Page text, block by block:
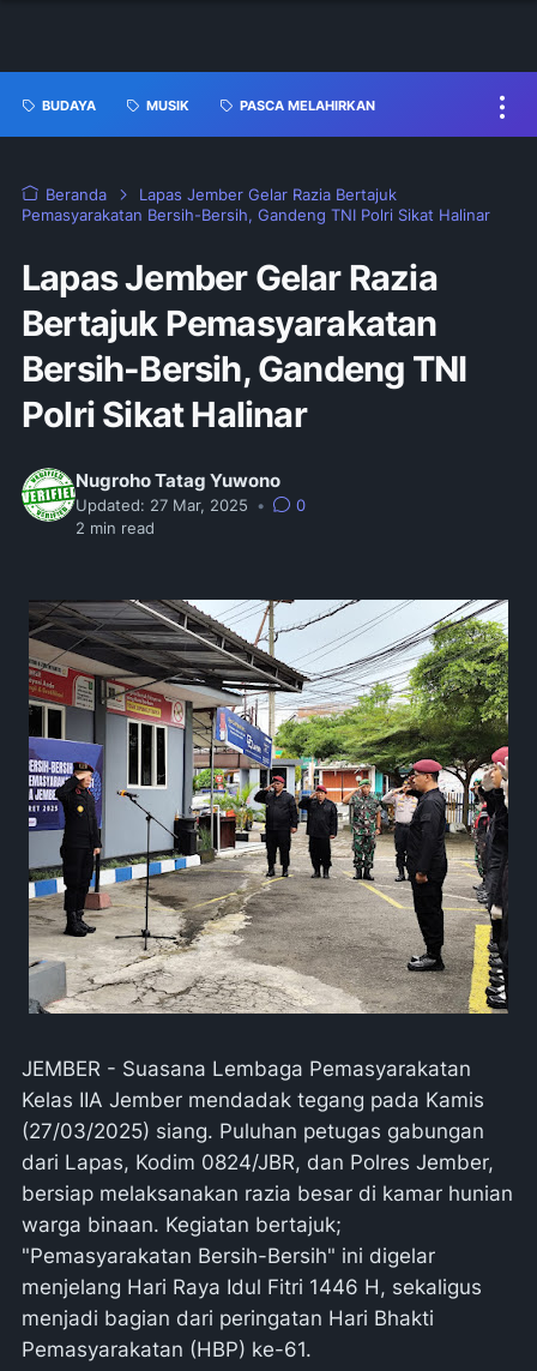
BUDAYA MUSIK PASCA MELAHIRKAN
Beranda
Lapas Jember Gelar Razia Bertajuk
Pemasyarakatan Bersih-Bersih, Gandeng TNI Polri Sikat Halinar
Lapas Jember Gelar Razia
Bertajuk Pemasyarakatan
Bersih-Bersih, Gandeng TNI
Polri Sikat Halinar
Nugroho Tatag Yuwono
Updated: 27 Mar, 2025 •
0
2 min read
JEMBER - Suasana Lembaga Pemasyarakatan
Kelas IIA Jember mendadak tegang pada Kamis
(27/03/2025) siang. Puluhan petugas gabungan
dari Lapas, Kodim 0824/JBR, dan Polres Jember,
bersiap melaksanakan razia besar di kamar hunian
warga binaan. Kegiatan bertajuk;
"Pemasyarakatan Bersih-Bersih" ini digelar
menjelang Hari Raya Idul Fitri 1446 H, sekaligus
menjadi bagian dari peringatan Hari Bhakti
Pemasyarakatan (HBP) ke-61.